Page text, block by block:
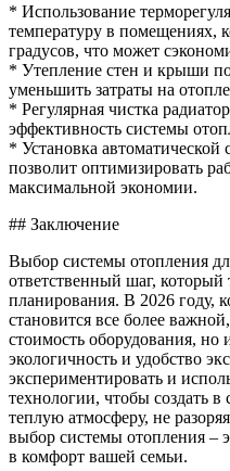
* Использование
температуру в помещениях,
градусов, что может
* Утепление стен и крыши
уменьшить затраты на
* Регулярная чистка
эффективность системы
* Установка
позволит оптимизировать
максимальной экономии.
## Заключение
Выбор системы отопления
ответственный шаг, который
планирования. В 2026 году,
становится все более
стоимость оборудования, но
экологичность и удобство
экспериментировать и
технологии, чтобы создать
теплую атмосферу, не
выбор системы отопления –
в комфорт вашей семьи.